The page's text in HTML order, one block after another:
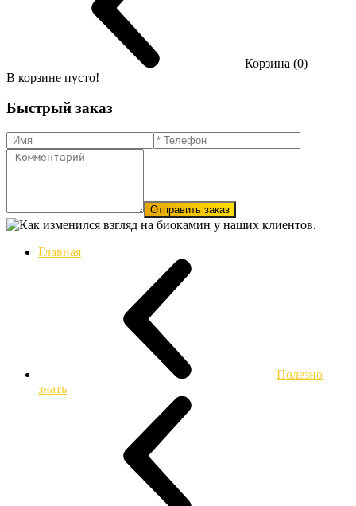
Корзина (0)
В корзине пусто!
Быстрый заказ
Отправить заказ
Главная
Полезно
знать